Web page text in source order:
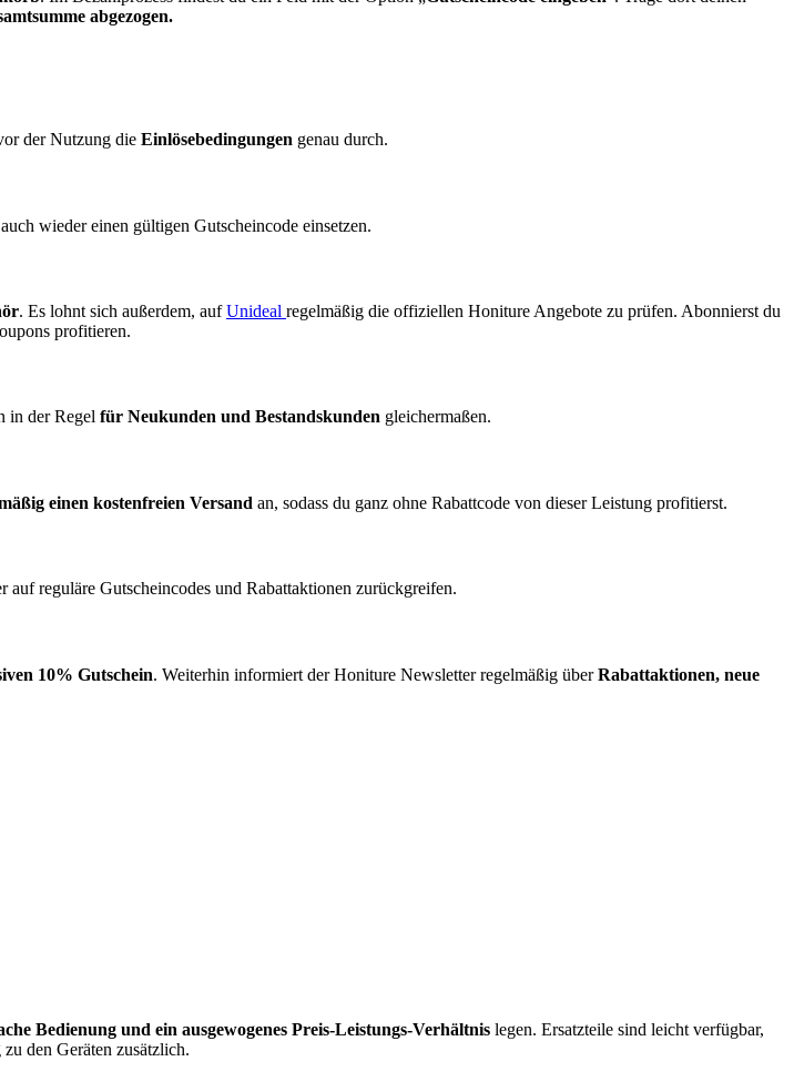
abgezogen.
der Nutzung die Einlösebedingungen genau durch.
wieder einen gültigen Gutscheincode einsetzen.
. Es lohnt sich außerdem, aufUnideal regelmäßig die offiziellen Honiture Angebote zu prüfen. Abonnierst du
profitieren.
in der Regel für Neukunden und Bestandskunden gleichermaßen.
einen kostenfreien Versand an, sodass du ganz ohne Rabattcode von dieser Leistung profitierst.
reguläre Gutscheincodes und Rabattaktionen zurückgreifen.
10% Gutschein. Weiterhin informiert der Honiture Newsletter regelmäßig überRabattaktionen, neue
Bedienung und ein ausgewogenes Preis-Leistungs-Verhältnis legen. Ersatzteile sind leicht verfügbar,
den Geräten zusätzlich.